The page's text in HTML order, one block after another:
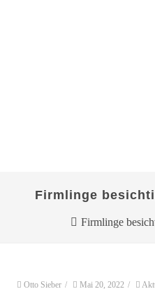
Firmlinge
Firmlinge
Otto Sieber / Mai 20, 2022 /